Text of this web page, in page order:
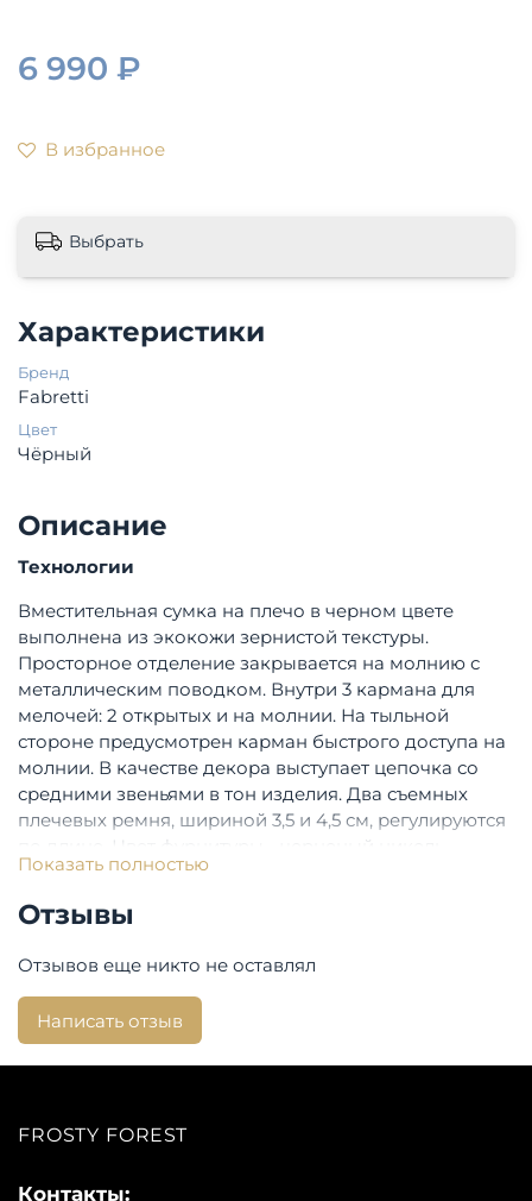
6 990 ₽
В избранное
Выбрать
Характеристики
Бренд
Fabretti
Цвет
Чёрный
Описание
Технологии
Вместительная сумка на плечо в черном цвете
выполнена из экокожи зернистой текстуры.
Просторное отделение закрывается на молнию с
металлическим поводком. Внутри 3 кармана для
мелочей: 2 открытых и на молнии. На тыльной
стороне предусмотрен карман быстрого доступа на
молнии. В качестве декора выступает цепочка со
средними звеньями в тон изделия. Два съемных
плечевых ремня, шириной 3,5 и 4,5 см, регулируются
по длине. Цвет фурнитуры - черненый никель.
Высота с ручками: 19 см
Количество отделений: 1
Материал подкладки: полиэстер
Состав:100% полиуретан
Показать полностью
Отзывы
Отзывов еще никто не оставлял
Написать отзыв
FROSTY FOREST
Контакты: